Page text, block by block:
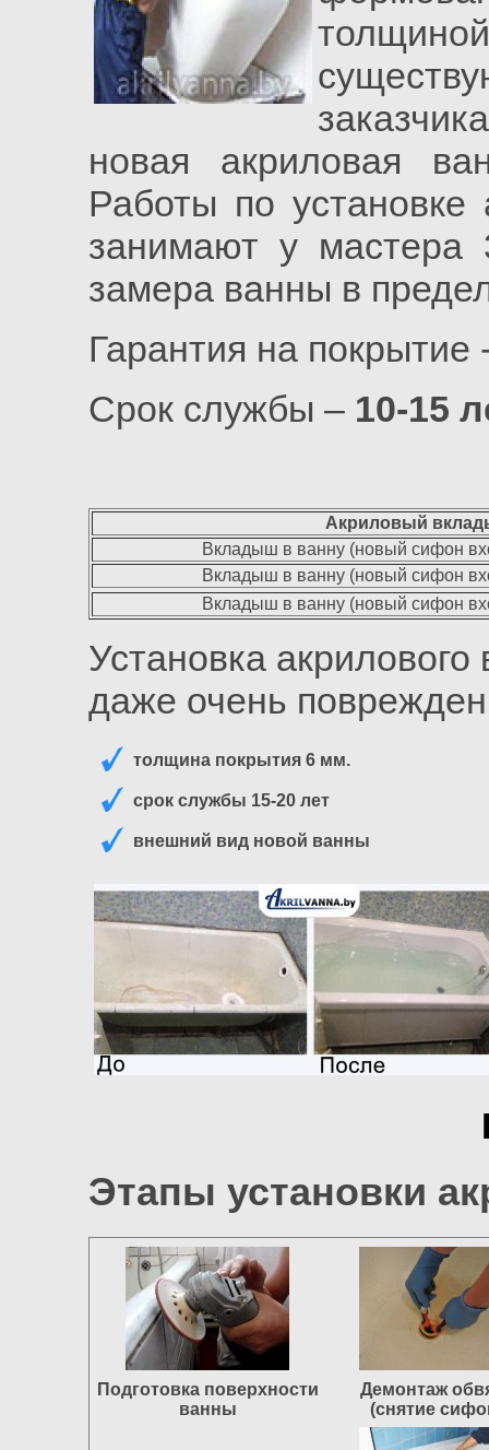
новая акриловая
Работы по
занимают у
замера ванны в
Гарантия на покрытие
Срок службы – 10-15
Акриловый
Вкладыш в ванну (новый сифон
Вкладыш в ванну (новый сифон
Вкладыш в ванну (новый сифон
Установка
даже очень
толщина покрытия 6 мм.
срок службы 15-20 лет
внешний вид новой ванны
Этапы установки
Подготовка поверхности
ванны
Демонтаж
(снятие